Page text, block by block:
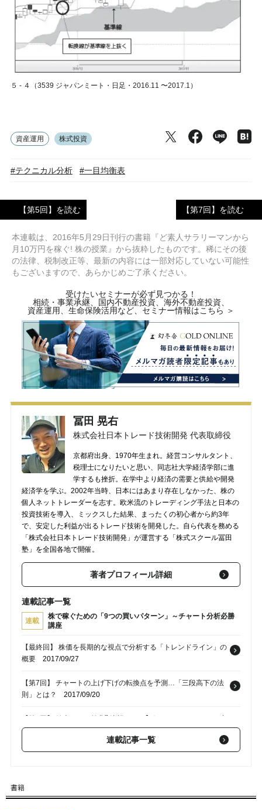
５ ‐ ４（3539 ジャパンミート・日足・2016.11 〜2017.1）
資産運用 株式投資
#テクニカル分析 #一目均衡表
【第5回】を読む 【第7回】を読む
本連載は、2016年5月29日刊行の書籍『ど素人サラリーマンから
月10万円を稼ぐ! 株の授業』から抜粋したものです。稀にその後
の法律、税制改正等、最新の内容には一部対応していない可能性
もございますので、あらかじめご了承ください。
受けたいセミナーが必ず見つかる！
相続・事業承継、国内不動産投資、海外不動産投資、
資産運用、生命保険活用など、セミナー情報はこちら ＞
冨田 晃右
株式会社日本トレード技術開発 代表取締役
京都府出身、1970年生まれ。経営コンサルタント、
税理士になりたいと思い、同志社大学経済学部に進
学するも挫折。在学中より経済の需要と供給や開発
経済学を学ぶ。2002年当時、日本にはあまり存在しなかった、株の
個人ネットトレーダーを志す。欧米流のトレーディング手法と日本の
投資技術を導入、ミックスした結果、まったくの初心者から約3年
で、安定した利益が出るトレード技術を開発した。自ら代表を務める
「株式会社日本トレード技術開発」が運営する「株式スクール冨田
塾」を全国各地で開催。
著者プロフィール詳細
連載記事一覧
連載
株で稼ぐための「9つの買いパターン」～チャート分析必勝
講座
【最終回】 株価を長期的な視点で分析する「トレンドライン」の
概要 2017/09/27
【第7回】 チャートの上げ下げの転換点を予測…「三段高下の法
則」とは？
2017/09/20
い｣銘柄2017/09/06
【第4回】 株価の転換点を判断する「ボリンジャーバンド」の使
【第3回】 株式の代表的な買いサイン「ゴールデンクロス」と
連載記事一覧
書籍